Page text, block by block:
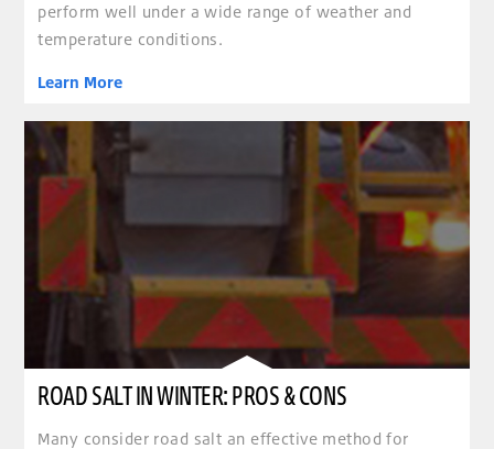
perform well under a wide range of weather and
temperature conditions.
Learn More
ROAD SALT IN WINTER: PROS & CONS
Many consider road salt an effective method for